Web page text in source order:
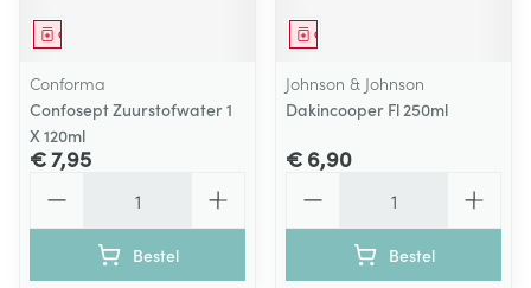
Geneesmiddel
Conforma
Confosept Zuurstofwater 1
X 120ml
€ 7,95
Bestel
Geneesmiddel
Johnson & Johnson
Dakincooper Fl 250ml
€ 6,90
Bestel